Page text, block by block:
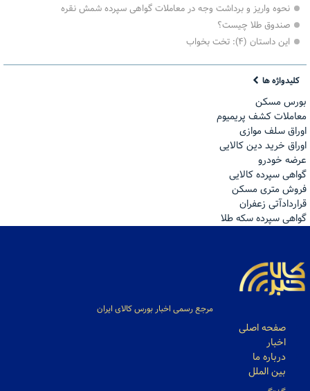
نحوه واریز و برداشت وجه در معاملات گواهی سپرده شمش نقره
صندوق طلا چیست؟
این داستان (۴): تخت بخواب
کلیدواژه ها
بورس مسکن
معاملات کشف پریمیوم
اوراق سلف موازی
اوراق خرید دین کالایی
عرضه خودرو
گواهی سپرده کالایی
فروش مترى مسكن
قراردادآتی زعفران
گواهی سپرده سکه طلا
مرجع رسمی اخبار بورس کالای ایران
صفحه اصلی
اخبار
درباره ما
بین الملل